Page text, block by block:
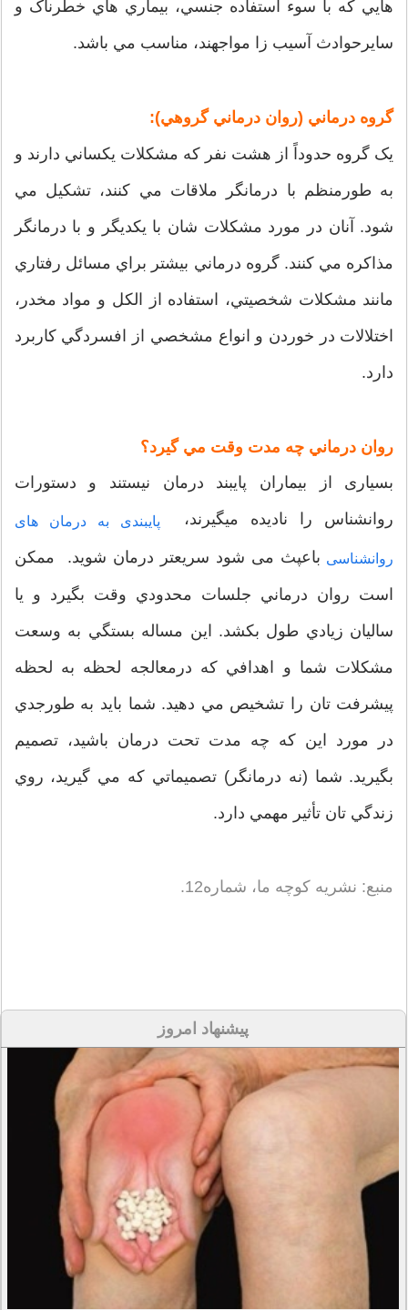
هايي که با سوء استفاده جنسي، بيماري هاي خطرناک و
سايرحوادث آسيب زا مواجهند، مناسب مي باشد.
گروه درماني (روان درماني گروهي):
يک گروه حدوداً از هشت نفر که مشکلات يکساني دارند و
به طورمنظم با درمانگر ملاقات مي کنند، تشکيل مي
شود. آنان در مورد مشکلات شان با يکديگر و با درمانگر
مذاکره مي کنند. گروه درماني بيشتر براي مسائل رفتاري
مانند مشکلات شخصيتي، استفاده از الکل و مواد مخدر،
اختلالات در خوردن و انواع مشخصي از افسردگي کاربرد
دارد.
روان درماني چه مدت وقت مي گيرد؟
بسیاری از بیماران پایبند درمان نیستند و دستورات
روانشناس را نادیده میگیرند،
پایبندی به درمان های
روانشناسی باعپث می شود سریعتر درمان شوید. ممکن
است روان درماني جلسات محدودي وقت بگيرد و يا
ساليان زيادي طول بکشد. اين مساله بستگي به وسعت
مشکلات شما و اهدافي که درمعالجه لحظه به لحظه
پيشرفت تان را تشخيص مي دهيد. شما بايد به طورجدي
در مورد اين که چه مدت تحت درمان باشيد، تصميم
بگيريد. شما (نه درمانگر) تصميماتي که مي گيريد، روي
زندگي تان تأثير مهمي دارد.
منبع: نشريه کوچه ما، شماره12.
پیشنهاد امروز